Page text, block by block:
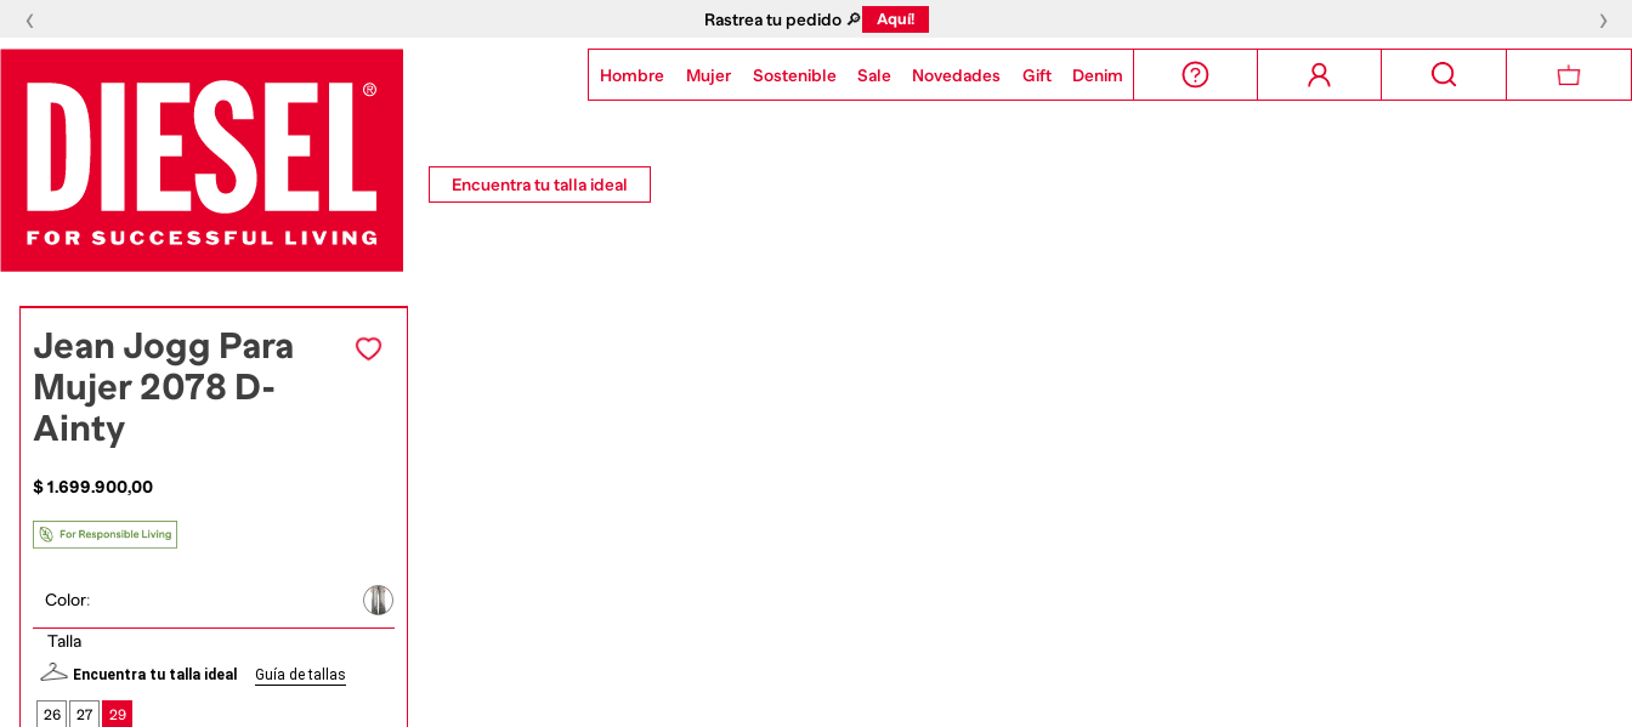
‹ Rastrea tu pedido 🔎 Aquí! ›
Hombre Mujer Sostenible Sale Novedades Gift Denim
Encuentra tu talla ideal
Jean Jogg Para
Mujer 2078 D-
Ainty
$1.699.900,00
Color:
Talla
Encuentra tu talla ideal Guía de tallas
26 27 29